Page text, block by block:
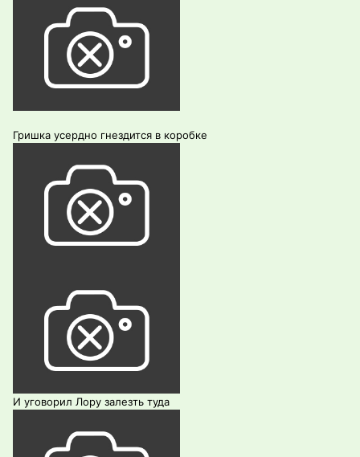
Гришка усердно гнездится в коробке
И уговорил Лору залезть туда